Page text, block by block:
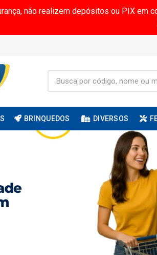
não realizem depósitos ou PIX em
BRINQUEDOS DIVERSOS